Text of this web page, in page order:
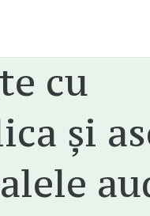
cu
și